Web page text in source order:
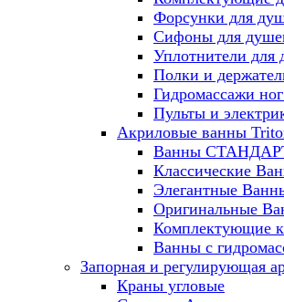
Форсунки для
Сифоны для
Уплотнители для
Полки и
Гидромассажи
Пульты и
Акриловые ванны
Ванны
Классические
Элегантные
Оригинальные
Комплектующие
Ванны с
Запорная и регулирующая
Краны угловые